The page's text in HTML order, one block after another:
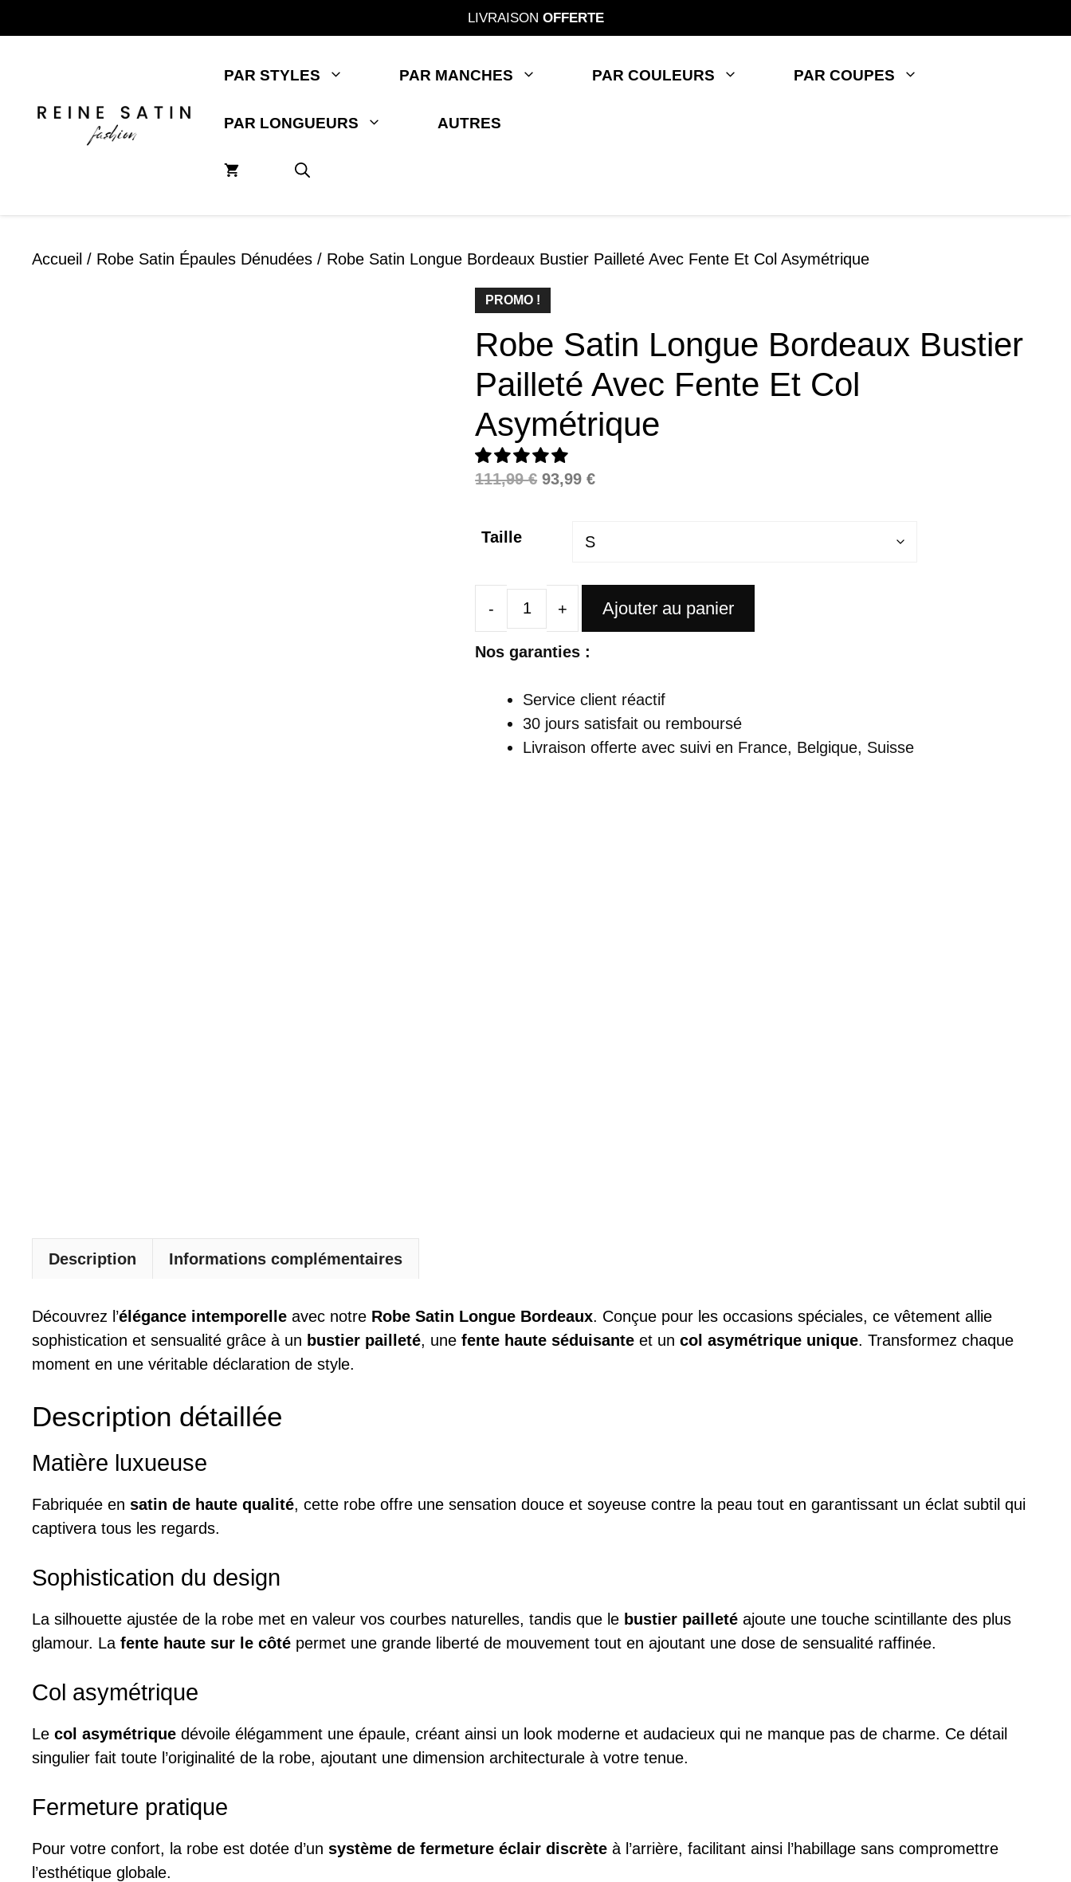
au
LIVRAISON OFFERTE
PAR STYLES PAR MANCHES PAR COULEURS PAR COUPES
PAR LONGUEURS AUTRES
Accueil / Robe Satin Épaules Dénudées / Robe Satin Longue Bordeaux Bustier Pailleté Avec Fente Et Col Asymétrique
PROMO !
Robe Satin Longue Bordeaux Bustier
Pailleté Avec Fente Et Col
Asymétrique
111,99€ Le
93,99€Le
est :
Taille
quantité
de
Longue
Bordeaux
Ajouter au panier
Nos garanties :
Service client réactif
30 jours satisfait ou remboursé
Livraison offerteavec suivi en France, Belgique, Suisse
Description Informations complémentaires
Découvrez l’élégance intemporelle avec notre Robe Satin Longue Bordeaux. Conçue pour les occasions spéciales, ce vêtement allie
sophistication et sensualité grâce à un bustier pailleté, une fente haute séduisante et un col asymétrique unique. Transformez chaque
moment en une véritable déclaration de style.
Description détaillée
Matière luxueuse
Fabriquée en satin de haute qualité, cette robe offre une sensation douce et soyeuse contre la peau tout en garantissant un éclat subtil qui
captivera tous les regards.
Sophistication du design
La silhouette ajustée de la robe met en valeur vos courbes naturelles, tandis que le bustier pailleté ajoute une touche scintillante des plus
glamour. La fente haute sur le côté permet une grande liberté de mouvement tout en ajoutant une dose de sensualité raffinée.
Col asymétrique
Le col asymétrique dévoile élégamment une épaule, créant ainsi un look moderne et audacieux qui ne manque pas de charme. Ce détail
singulier fait toute l’originalité de la robe, ajoutant une dimension architecturale à votre tenue.
Fermeture pratique
Pour votre confort, la robe est dotée d’un système de fermeture éclair discrète à l’arrière, facilitant ainsi l’habillage sans compromettre
l’esthétique globale.